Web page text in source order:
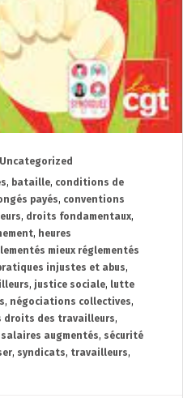
Uncategorized
, bataille, conditions de
payés, conventions
, droits fondamentaux,
, heures
mieux réglementés
injustes et abus,
, justice sociale, lutte
, négociations collectives,
droits des travailleurs,
salaires augmentés, sécurité
, syndicats, travailleurs,